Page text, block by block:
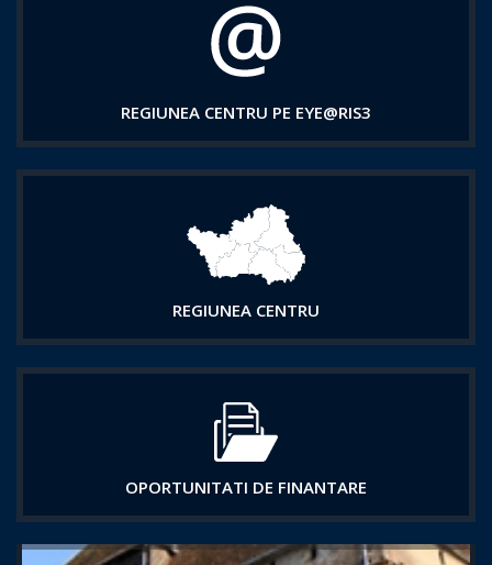
REGIUNEA CENTRU PE EYE@RIS3
REGIUNEA CENTRU
OPORTUNITATI DE FINANTARE